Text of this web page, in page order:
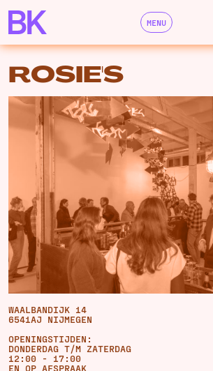
MENU
ROSIE'S
WAALBANDIJK 14
6541AJ NIJMEGEN
OPENINGSTIJDEN:
DONDERDAG T/M ZATERDAG
12:00 - 17:00
EN OP AFSPRAAK